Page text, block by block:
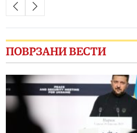
ПОВРЗАНИ ВЕСТИ